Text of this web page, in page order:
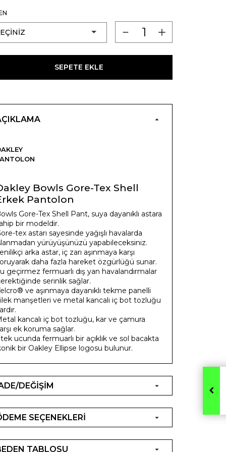
SEPETE EKLE
Bowls Gore-Tex Shell
Pantolon
Gore-Tex Shell Pant, suya dayanıklı astara
bir modeldir.
tex astarı sayesinde yağışlı havalarda
yürüyüşünüzü yapabileceksiniz.
arka astar, iç zarı aşınmaya karşı
daha fazla hareket özgürlüğü sunar.
geçirmez fermuarlı dış yan havalandırmalar
serinlik sağlar.
ve aşınmaya dayanıklı tekme panelli
manşetleri ve metal kancalı iç bot tozluğu
kancalı iç bot tozluğu, kar ve çamura
ek koruma sağlar.
ucunda fermuarlı bir açıklık ve sol bacakta
bir Oakley Ellipse logosu bulunur.
DEĞİŞİM
SEÇENEKLERİ
TABLOSU